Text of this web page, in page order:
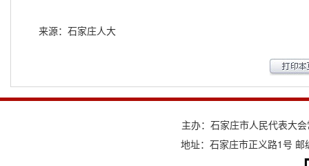
来源：石家庄人大
主办：石家庄市人民代表大
地址：石家庄市正义路1号